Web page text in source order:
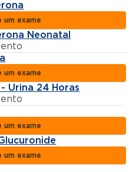
um exame
Neonatal
um exame
Urina 24 Horas
um exame
um exame